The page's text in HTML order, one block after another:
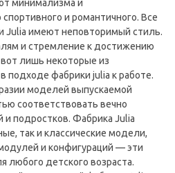
минимализма и
и романтичного. Все
Julia имеют неповторимый стиль.
и стремление к достижению
лишь некоторые из
фабрики julia к работе.
моделей выпускаемой
соответствовать вечно
подростков. Фабрика Julia
так и классические модели,
и конфигураций — эти
любого детского возраста.